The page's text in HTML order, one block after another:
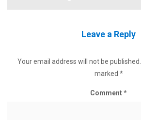
Leave a Reply
Your email address will not be published.
marked *
Comment*